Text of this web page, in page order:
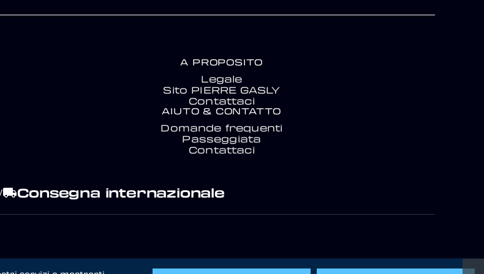
A PROPOSITO
Legale
Sito PIERRE GASLY
Contattaci
AIUTO & CONTATTO
Domande frequenti
Passeggiata
Contattaci
/local_shippingConsegna internazionale